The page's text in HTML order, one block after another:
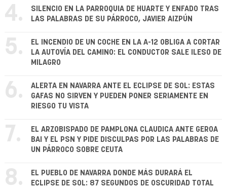
4.
SILENCIO EN LA PARROQUIA DE HUARTE Y ENFADO TRAS
LAS PALABRAS DE SU PÁRROCO, JAVIER AIZPÚN
5.
EL INCENDIO DE UN COCHE EN LA A-12 OBLIGA A CORTAR
LA AUTOVÍA DEL CAMINO: EL CONDUCTOR SALE ILESO DE
MILAGRO
6.
ALERTA EN NAVARRA ANTE EL ECLIPSE DE SOL: ESTAS
GAFAS NO SIRVEN Y PUEDEN PONER SERIAMENTE EN
RIESGO TU VISTA
7.
EL ARZOBISPADO DE PAMPLONA CLAUDICA ANTE GEROA
BAI Y EL PSN Y PIDE DISCULPAS POR LAS PALABRAS DE
UN PÁRROCO SOBRE CEUTA
8.
EL PUEBLO DE NAVARRA DONDE MÁS DURARÁ EL
ECLIPSE DE SOL: 87 SEGUNDOS DE OSCURIDAD TOTAL